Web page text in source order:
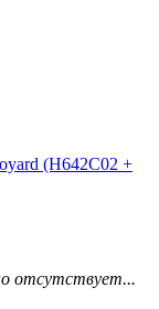
отсутствует...